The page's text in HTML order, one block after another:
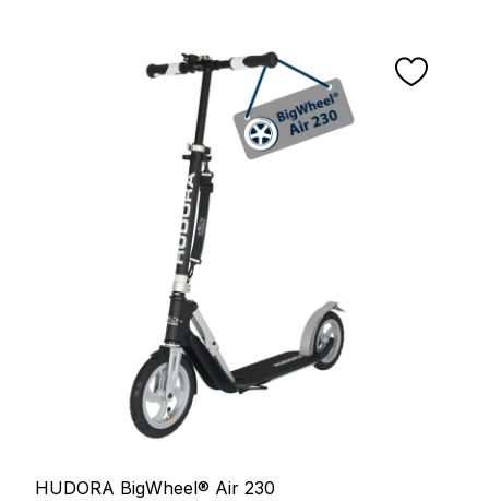
HUDORA BigWheel® Air 230